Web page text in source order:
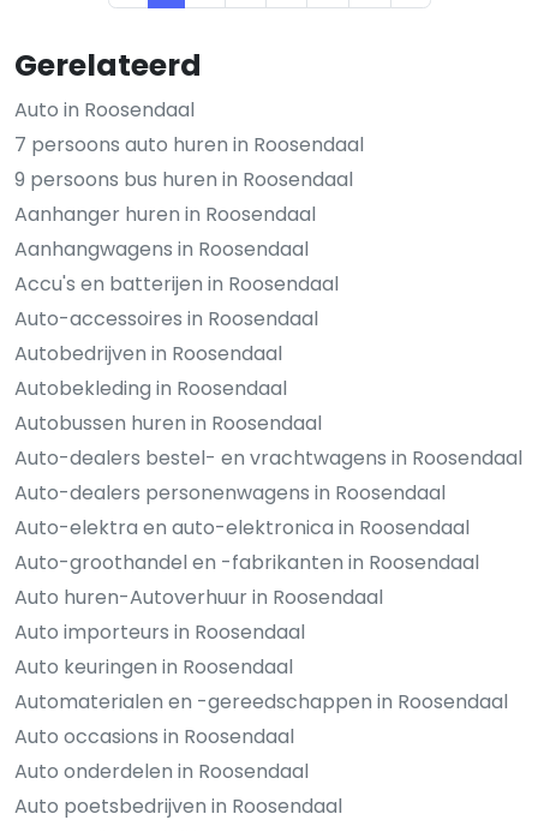
Gerelateerd
Auto in Roosendaal
7 persoons auto huren in Roosendaal
9 persoons bus huren in Roosendaal
Aanhanger huren in Roosendaal
Aanhangwagens in Roosendaal
Accu's en batterijen in Roosendaal
Auto-accessoires in Roosendaal
Autobedrijven in Roosendaal
Autobekleding in Roosendaal
Autobussen huren in Roosendaal
Auto-dealers bestel- en vrachtwagens in Roosendaal
Auto-dealers personenwagens in Roosendaal
Auto-elektra en auto-elektronica in Roosendaal
Auto-groothandel en -fabrikanten in Roosendaal
Auto huren-Autoverhuur in Roosendaal
Auto importeurs in Roosendaal
Auto keuringen in Roosendaal
Automaterialen en -gereedschappen in Roosendaal
Auto occasions in Roosendaal
Auto onderdelen in Roosendaal
Auto poetsbedrijven in Roosendaal